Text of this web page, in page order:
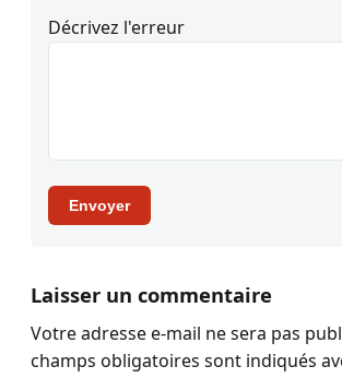
Décrivez l'erreur
Envoyer
Laisser un commentaire
Votre adresse e-mail ne sera pas
champs obligatoires sont indiqués